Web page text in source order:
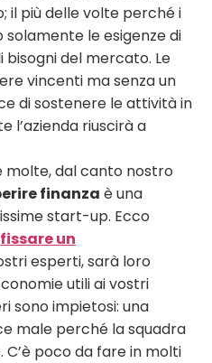
il più delle volte perché i
le esigenze di
bisogni del mercato. Le
vincenti ma senza un
di sostenere le attività in
l’azienda riuscirà a
molte, dal canto nostro
finanza è una
start-up. Ecco
fissare un
esperti, sarà loro
utili ai vostri
sono impietosi: una
male perché la squadra
poco da fare in molti